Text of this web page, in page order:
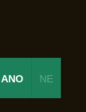
ANO NE